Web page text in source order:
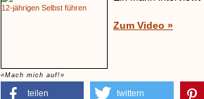
«Mach mich auf!»
Zum Video »
teilen twittern